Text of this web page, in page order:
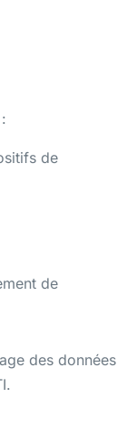
de
de
des données